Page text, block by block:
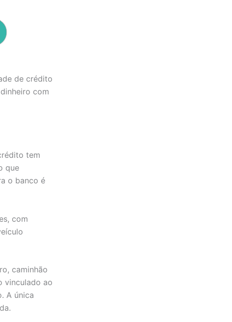
de crédito
com
tem
que
o banco é
com
caminhão
vinculado ao
A única